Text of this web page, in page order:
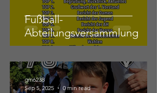
Fußball-
Abteilungsversammlung
gm6238
Sep 5, 2025
0 min read